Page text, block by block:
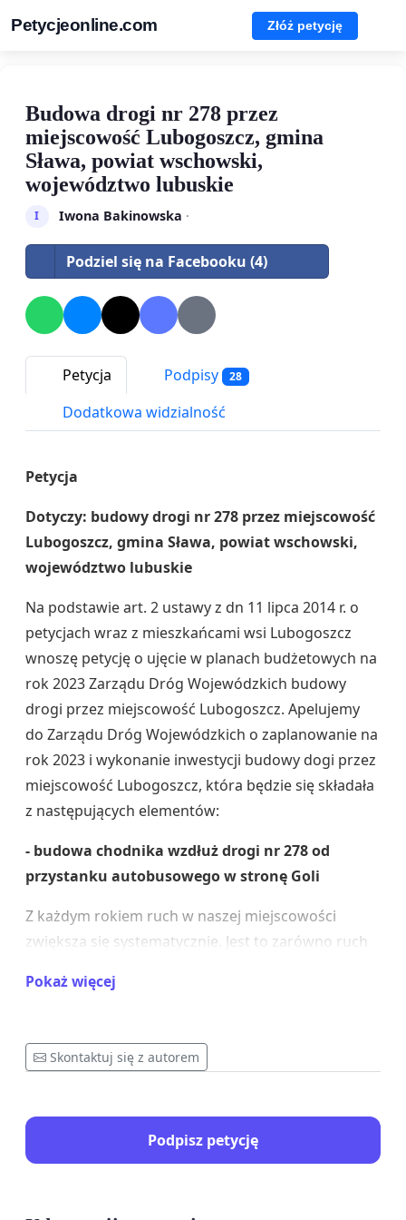
Petycjeonline.com Złóż petycję
Budowa drogi nr 278 przez
miejscowość Lubogoszcz, gmina
Sława, powiat wschowski,
województwo lubuskie
I Iwona Bakinowska ·
Podziel się na Facebooku (4)
Petycja Podpisy 28
Dodatkowa widzialność
Petycja
Dotyczy: budowy drogi nr 278 przez miejscowość
Lubogoszcz, gmina Sława, powiat wschowski,
województwo lubuskie
Na podstawie art. 2 ustawy z dn 11 lipca 2014 r. o
petycjach wraz z mieszkańcami wsi Lubogoszcz
wnoszę petycję o ujęcie w planach budżetowych na
rok 2023 Zarządu Dróg Wojewódzkich budowy
drogi przez miejscowość Lubogoszcz. Apelujemy
do Zarządu Dróg Wojewódzkich o zaplanowanie na
rok 2023 i wykonanie inwestycji budowy dogi przez
miejscowość Lubogoszcz, która będzie się składała
z następujących elementów:
- budowa chodnika wzdłuż drogi nr 278 od
przystanku autobusowego w stronę Goli
Z każdym rokiem ruch w naszej miejscowości
zwiększa się systematycznie. Jest to zarówno ruch
odcinku drogi brakuje pobocza z chodnikiem dla
z dziećmi, które rano oraz po południu idą na
przystanek autobusowy. Są zmuszone poruszać się
niebezpieczne przy mijaniu się np z samochodem
ciężarowym. Nasza miejscowość, ze względu na
walory turystyczne, odwiedzana jest z roku na rok
Pokaż więcej
Skontaktuj się z autorem
Podpisz petycję